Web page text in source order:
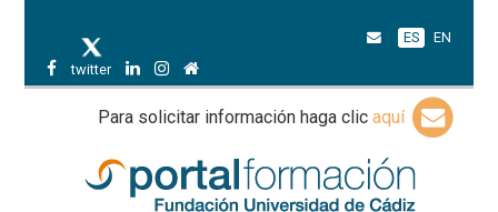
twitter
ES EN
Para solicitar información haga clic aquí